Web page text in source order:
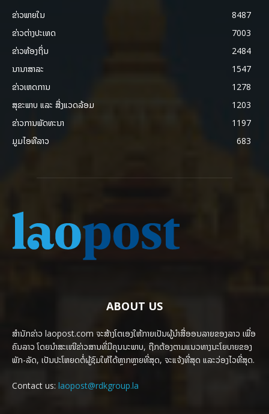
ຂ່າວພາຍ​ໃນ
8487
ຂ່າວຕ່າງປະເທດ
7003
ຂ່າວທ້ອງຖິ່ນ
2484
ນານາສາລະ
1547
ຂ່າວເຫດການ
1278
ສຸຂະພາບ ແລະ ສີ່ງແວດລ້ອມ
1203
ຂ່າວການພັດທະນາ
1197
ມູມໄອທີລາວ
683
ABOUT US
ສຳນັກຂ່າວ laopost.com ຈະສ້າງໂຕເອງໃຫ້ກາຍເປັນຜູ້ນຳສື່ອອນລາຍຂອງລາວ ເພື່ອ
ຄົນລາວ ໂດຍນຳສະເໜີຂ່າວສານທີ່ມີຄຸນນະພາບ, ຖືກຕ້ອງຕາມແນວທາງນະໂຍບາຍຂອງ
ພັກ-ລັດ, ເປັນປະໂຫຍດຕໍ່ຜູ້ຊົມໃຫ້ໄດ້ຫຼາກຫຼາຍທີ່ສຸດ, ຈະແຈ້ງທີ່ສຸດ ແລະວ່ອງໄວທີ່ສຸດ.
Contact us: laopost@rdkgroup.la